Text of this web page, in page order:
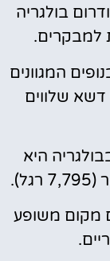
בולגריה
למבקרים.
המגוונים
דשא שלווים
היא
מקום משופע